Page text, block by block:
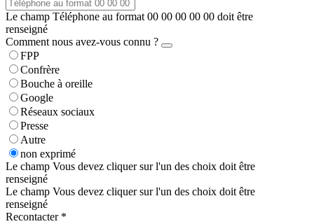
Le champ Téléphone au format 00 00 00 00 00 doit être
renseigné
Comment nous avez-vous connu ?
FPP
Confrère
Bouche à oreille
Google
Réseaux sociaux
Presse
Autre
non exprimé
Le champ Vous devez cliquer sur l'un des choix doit être
renseigné
Le champ Vous devez cliquer sur l'un des choix doit être
renseigné
Recontacter *